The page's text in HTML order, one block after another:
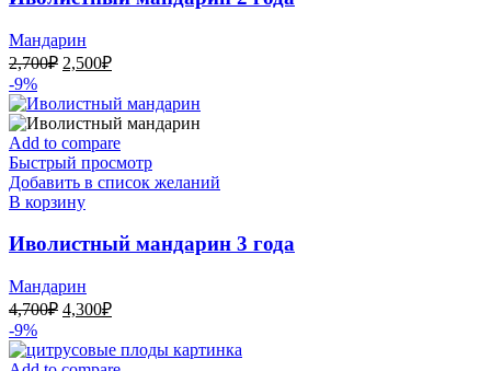
Мандарин
2,700₽ Первоначальная
составляла
2,700₽.
2,500₽Текущая
2,500₽.
-9%
Add to compare
Быстрый просмотр
Добавить в список желаний
В корзину
Иволистный мандарин 3 года
Мандарин
4,700₽ Первоначальная
составляла
4,300₽Текущая
4,300₽.
-9%